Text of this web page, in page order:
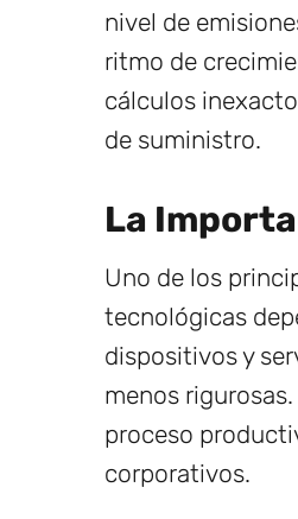
nivel de
ritmo de
cálculos
de suministro.
La
Uno de los
tecnológicas
dispositivos y
menos
proceso
corporativos.